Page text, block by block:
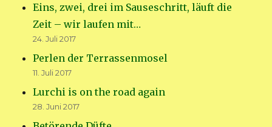
Eins, zwei, drei im Sauseschritt, läuft die
Zeit – wir laufen mit…
24. Juli 2017
Perlen der Terrassenmosel
11. Juli 2017
Lurchi is on the road again
28. Juni 2017